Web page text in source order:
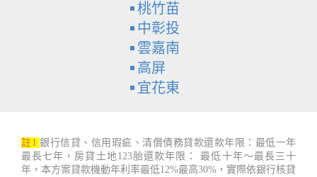
桃竹苗
中彰投
雲嘉南
高屏
宜花東
註1 銀行信貸、信用瑕疵、清償債務貸款還款年限：最低一年
最長七年，房貸土地123胎還款年限： 最低十年～最長三十
年，本方案貸款機動年利率最低12%最高30%，實際依銀行核貸